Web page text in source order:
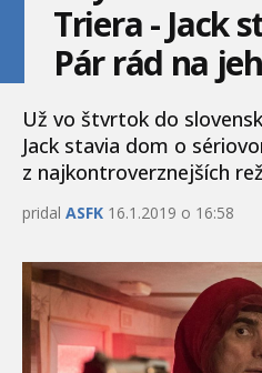
Triera - Jack
Pár rád na
Už vo štvrtok do
Jack stavia dom o
z najkontroverznejších
pridal ASFK 16.1.2019 o 16:58